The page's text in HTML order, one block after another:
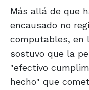
Más allá de que
encausado no
computables, en
sostuvo que la
"efectivo
hecho" que